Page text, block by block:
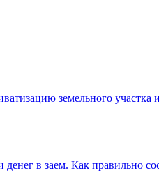
земельного
в заем. Как правильно